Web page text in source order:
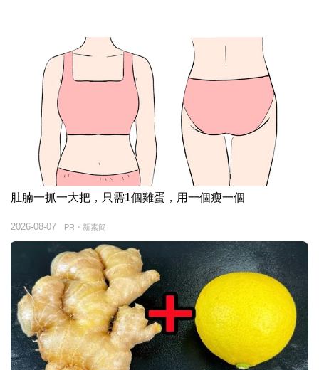
肚腩一抓一大把，只需1個雞蛋，用一個瘦一個
PR・新素簡
2026-08-07